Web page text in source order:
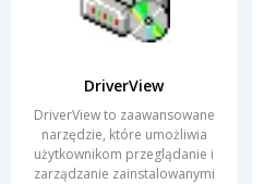
DriverView
DriverView to zaawansowane
narzędzie, które umożliwia
użytkownikom przeglądanie i
zarządzanie zainstalowanymi